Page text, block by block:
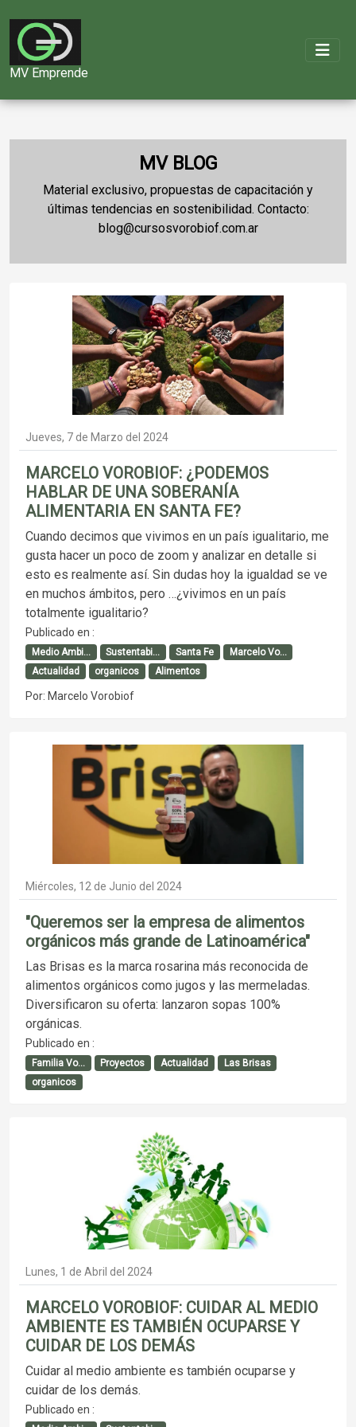
MV Emprende
MV BLOG
Material exclusivo, propuestas de capacitación y
últimas tendencias en sostenibilidad. Contacto:
blog@cursosvorobiof.com.ar
Jueves, 7 de Marzo del 2024
MARCELO VOROBIOF: ¿PODEMOS
HABLAR DE UNA SOBERANÍA
ALIMENTARIA EN SANTA FE?
Cuando decimos que vivimos en un país igualitario, me
gusta hacer un poco de zoom y analizar en detalle si
esto es realmente así. Sin dudas hoy la igualdad se ve
en muchos ámbitos, pero …¿vivimos en un país
totalmente igualitario?
Publicado en :
Medio Ambi... Sustentabi... Santa Fe
Marcelo Vo...
Actualidad
organicos Alimentos
Por: Marcelo Vorobiof
Miércoles, 12 de Junio del 2024
"Queremos ser la empresa de alimentos
orgánicos más grande de Latinoamérica"
Las Brisas es la marca rosarina más reconocida de
alimentos orgánicos como jugos y las mermeladas.
Diversificaron su oferta: lanzaron sopas 100%
orgánicas.
Publicado en :
Familia Vo... Proyectos Actualidad
Las Brisas
organicos
Lunes, 1 de Abril del 2024
MARCELO VOROBIOF: CUIDAR AL MEDIO
AMBIENTE ES TAMBIÉN OCUPARSE Y
CUIDAR DE LOS DEMÁS
Cuidar al medio ambiente es también ocuparse y
cuidar de los demás.
Publicado en :